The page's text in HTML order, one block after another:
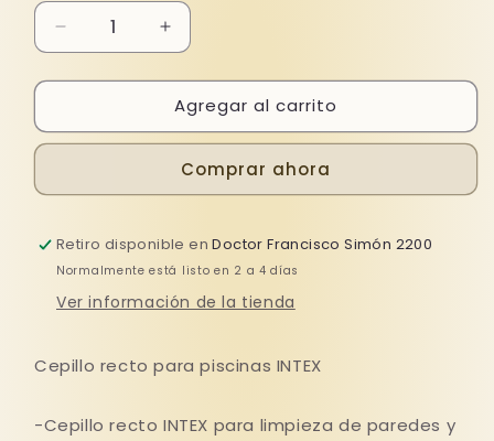
Reducir
cantidad
para
RECTO
PARA
INTEX
Aumentar
cantidad
para
CEPILLO
RECTO
PARA
PISCINA
INTEX
Agregar al carrito
Comprar ahora
Retiro disponible enDoctor Francisco Simón 2200
Normalmente está listo en 2 a 4 días
Ver información de la tienda
Cepillo recto para piscinas INTEX
-Cepillo recto INTEX para limpieza de paredes y